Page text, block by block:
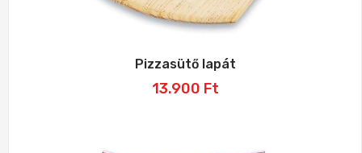
Pizzasütő lapát
13.900 Ft